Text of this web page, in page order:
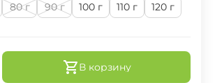
80 г 90 г 100 г 110 г 120 г
В корзину